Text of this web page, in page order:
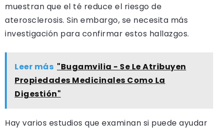
muestran que el té reduce el riesgo de
aterosclerosis. Sin embargo, se necesita más
investigación para confirmar estos hallazgos.
Leer más "Bugamvilia - Se Le Atribuyen
Propiedades Medicinales Como La
Digestión"
Hay varios estudios que examinan si puede ayudar